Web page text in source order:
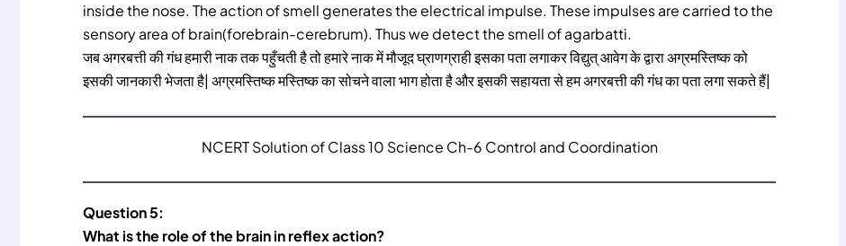
inside the nose. The action of smell generates the electrical impulse. These impulses are carried to the
sensory area of brain(forebrain-cerebrum). Thus we detect the smell of agarbatti.
जब अगरबत्ती की गंध हमारी नाक तक पहुँचती है तो हमारे नाक में मौजूद घ्राणग्राही इसका पता लगाकर विद्युत् आवेग के द्वारा अग्रमस्तिष्क को
इसकी जानकारी भेजता है| अग्रमस्तिष्क मस्तिष्क का सोचने वाला भाग होता है और इसकी सहायता से हम अगरबत्ती की गंध का पता लगा सकते हैं|
NCERT Solution of Class 10 Science Ch-6 Control and Coordination
Question 5:
What is the role of the brain in reflex action?